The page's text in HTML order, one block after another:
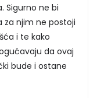
Sigurno ne bi
za njim ne postoji
i te kako
da ovaj
bude i ostane